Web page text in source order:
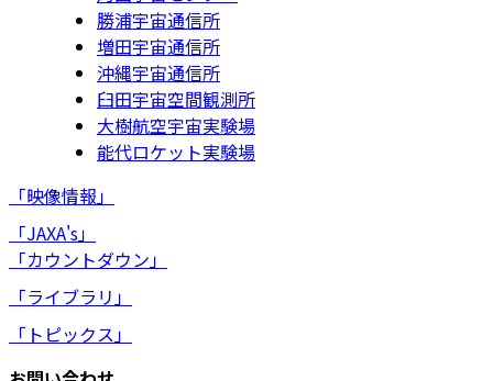
勝浦宇宙通信所
増田宇宙通信所
沖縄宇宙通信所
臼田宇宙空間観測所
大樹航空宇宙実験場
能代ロケット実験場
「映像情報」
「JAXA's」
「カウントダウン」
「ライブラリ」
「トピックス」